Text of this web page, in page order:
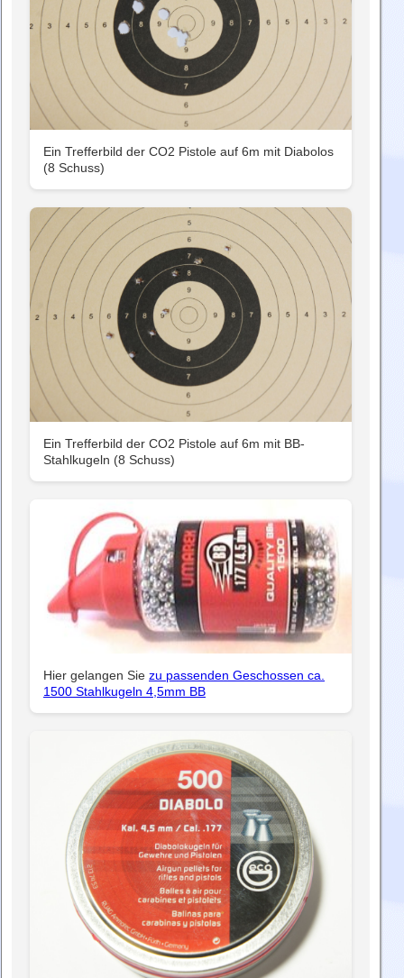
Ein Trefferbild der CO2 Pistole auf 6m mit Diabolos
(8 Schuss)
Ein Trefferbild der CO2 Pistole auf 6m mit BB-
Stahlkugeln (8 Schuss)
Hier gelangen Sie zu passenden Geschossen ca.
1500 Stahlkugeln 4,5mm BB